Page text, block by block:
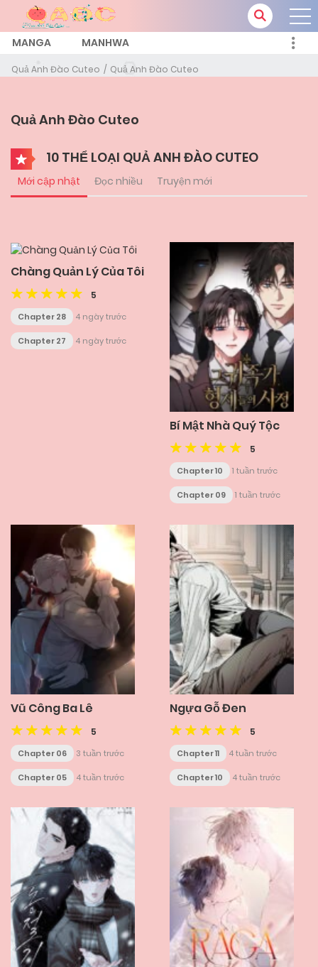
MANGA MANHWA
Quả Anh Đào Cuteo Quả Anh Đào Cuteo
Quả Anh Đào Cuteo
10 THỂ LOẠI QUẢ ANH ĐÀO CUTEO
Mới cập nhật Đọc nhiều Truyện mới
Chàng Quản Lý Của Tôi
5
Chapter 28 4 ngày trước
Chapter 27 4 ngày trước
Bí Mật Nhà Quý Tộc
5
Chapter 10 1 tuần trước
Chapter 09 1 tuần trước
Vũ Công Ba Lê
5
Chapter 06 3 tuần trước
Chapter 05 4 tuần trước
Ngựa Gỗ Đen
5
Chapter 11 4 tuần trước
Chapter 10 4 tuần trước